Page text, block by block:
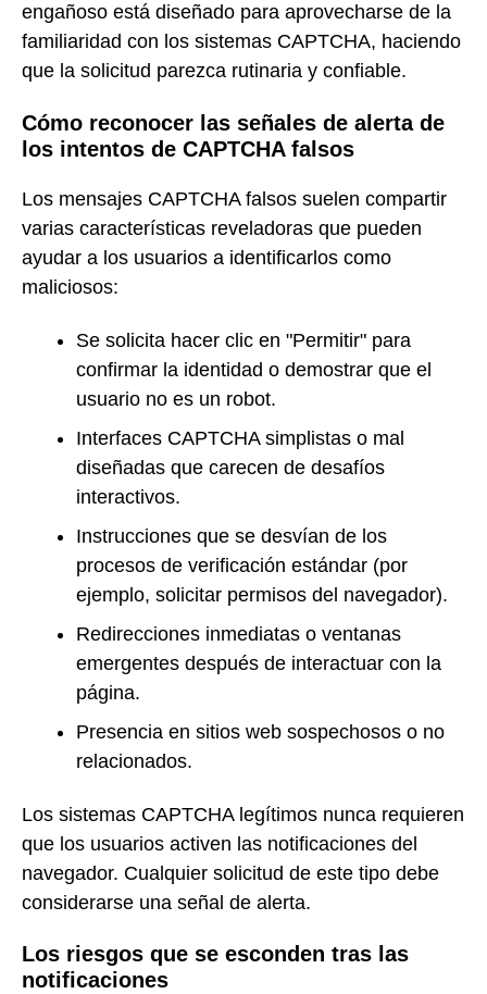
engañoso está diseñado para aprovecharse de la
familiaridad con los sistemas CAPTCHA, haciendo
que la solicitud parezca rutinaria y confiable.
Cómo reconocer las señales de alerta de
los intentos de CAPTCHA falsos
Los mensajes CAPTCHA falsos suelen compartir
varias características reveladoras que pueden
ayudar a los usuarios a identificarlos como
maliciosos:
Se solicita hacer clic en "Permitir" para
confirmar la identidad o demostrar que el
usuario no es un robot.
Interfaces CAPTCHA simplistas o mal
diseñadas que carecen de desafíos
interactivos.
Instrucciones que se desvían de los
procesos de verificación estándar (por
ejemplo, solicitar permisos del navegador).
Redirecciones inmediatas o ventanas
emergentes después de interactuar con la
página.
Presencia en sitios web sospechosos o no
relacionados.
Los sistemas CAPTCHA legítimos nunca requieren
que los usuarios activen las notificaciones del
navegador. Cualquier solicitud de este tipo debe
considerarse una señal de alerta.
Los riesgos que se esconden tras las
notificaciones